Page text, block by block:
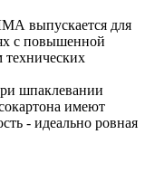
выпускается для
с повышенной
технических
шпаклевании
имеют
- идеально ровная